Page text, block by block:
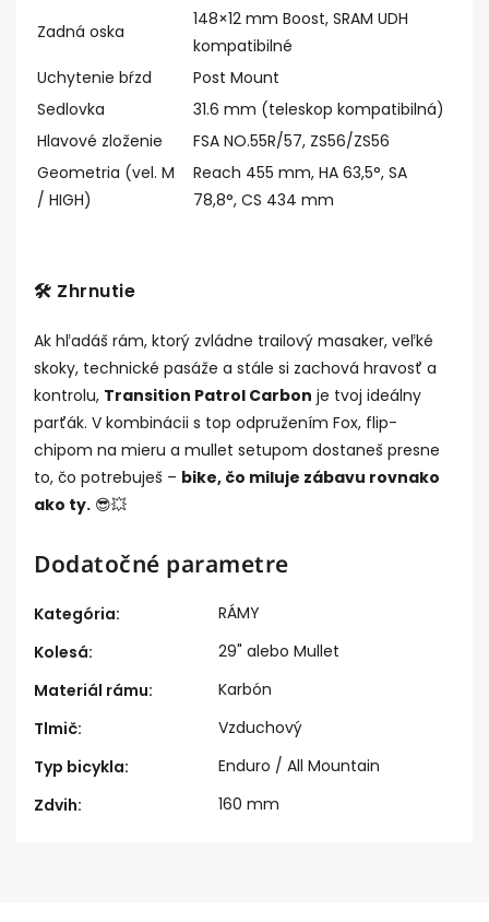
Zadná oska
148×12 mm Boost, SRAM UDH
kompatibilné
Uchytenie bŕzd
Post Mount
Sedlovka
31.6 mm (teleskop kompatibilná)
Hlavové zloženie
FSA NO.55R/57, ZS56/ZS56
Geometria (vel. M
/ HIGH)
Reach 455 mm, HA 63,5°, SA
78,8°, CS 434 mm
🛠️ Zhrnutie
Ak hľadáš rám, ktorý zvládne trailový masaker, veľké
skoky, technické pasáže a stále si zachová hravosť a
kontrolu, Transition Patrol Carbon je tvoj ideálny
parťák. V kombinácii s top odpružením Fox, flip-
chipom na mieru a mullet setupom dostaneš presne
to, čo potrebuješ – bike, čo miluje zábavu rovnako
ako ty. 😎💥
Dodatočné parametre
Kategória:
RÁMY
Kolesá:
29" alebo Mullet
Materiál rámu:
Karbón
Tlmič:
Vzduchový
Typ bicykla:
Enduro / All Mountain
Zdvih: 160 mm